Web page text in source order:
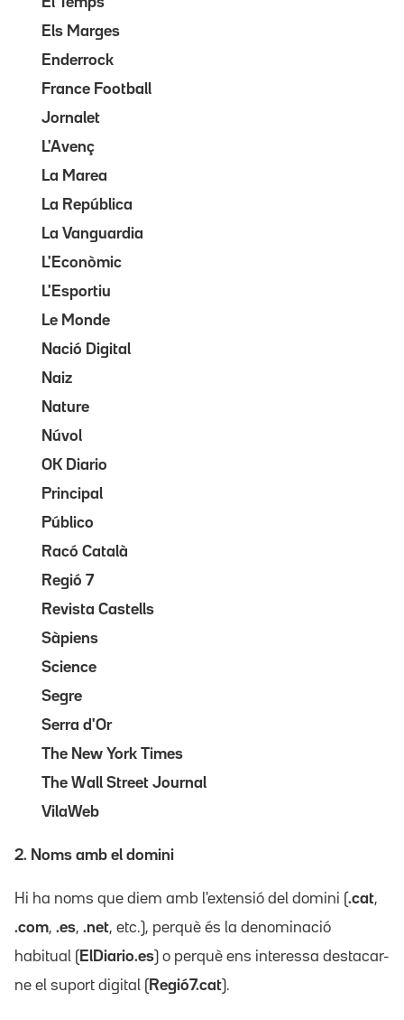
Els Marges
Enderrock
France Football
Jornalet
L'Avenç
La Marea
La República
La Vanguardia
L'Econòmic
L'Esportiu
Le Monde
Nació Digital
Naiz
Nature
Núvol
OK Diario
Principal
Público
Racó Català
Regió 7
Revista Castells
Sàpiens
Science
Segre
Serra d'Or
The New York Times
The Wall Street Journal
VilaWeb
2. Noms amb el domini
Hi ha noms que diem amb l'extensió del domini (.cat,
.com, .es, .net, etc.), perquè és la denominació
habitual ( ElDiario.es) o perquè ens interessa destacar-
ne el suport digital ( Regió7.cat).